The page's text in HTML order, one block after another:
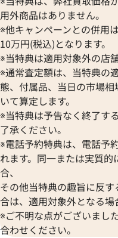
用外商品はありません。
※他キャンペーンとの併用
10万円(税込)となります。
※当特典は適用対象外の店
※通常査定額は、当特典の
態、付属品、当日の市場
いて算定します。
※当特典は予告なく終了す
了承ください。
※電話予約特典は、電話予
れます。同一または実質
合、
その他当特典の趣旨に反
合は、適用対象外となる場
※ご不明な点がございまし
合わせください。